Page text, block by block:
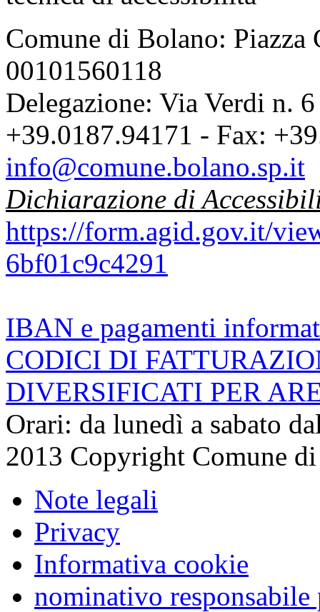
Comune di Bolano:
00101560118
Delegazione: Via Verdi n.
+39.0187.94171 - Fax:
info@comune.bolano.sp.it
Dichiarazione di
https://form.agid.gov.it/
6bf01c9c4291
IBAN e pagamenti
CODICI DI
DIVERSIFICATI PER
Orari: da lunedì a sabato
2013 Copyright Comune
Note legali
Privacy
Informativa cookie
nominativo